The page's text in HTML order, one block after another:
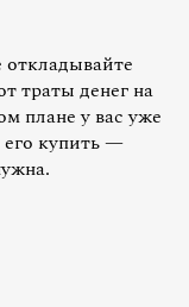
траты денег на
плане у вас уже
купить —